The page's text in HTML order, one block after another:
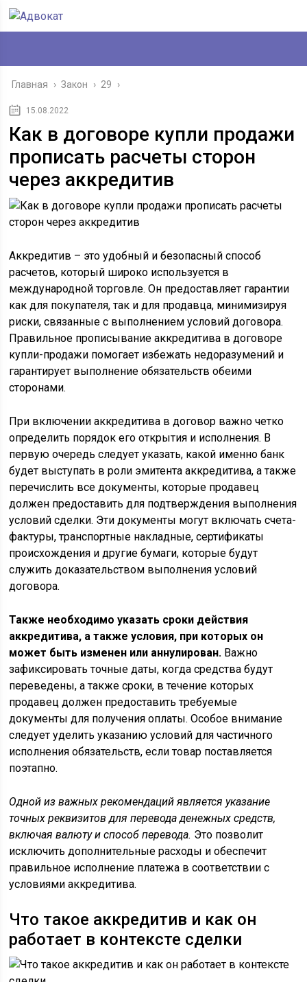
Главная › Закон › 29 ›
15.08.2022
Как в договоре купли продажи
прописать расчеты сторон
через аккредитив
Аккредитив – это удобный и безопасный способ
расчетов, который широко используется в
международной торговле. Он предоставляет гарантии
как для покупателя, так и для продавца, минимизируя
риски, связанные с выполнением условий договора.
Правильное прописывание аккредитива в договоре
купли-продажи помогает избежать недоразумений и
гарантирует выполнение обязательств обеими
сторонами.
При включении аккредитива в договор важно четко
определить порядок его открытия и исполнения. В
первую очередь следует указать, какой именно банк
будет выступать в роли эмитента аккредитива, а также
перечислить все документы, которые продавец
должен предоставить для подтверждения выполнения
условий сделки. Эти документы могут включать счета-
фактуры, транспортные накладные, сертификаты
происхождения и другие бумаги, которые будут
служить доказательством выполнения условий
договора.
Также необходимо указать сроки действия
аккредитива, а также условия, при которых он
может быть изменен или аннулирован. Важно
зафиксировать точные даты, когда средства будут
переведены, а также сроки, в течение которых
продавец должен предоставить требуемые
документы для получения оплаты. Особое внимание
следует уделить указанию условий для частичного
исполнения обязательств, если товар поставляется
поэтапно.
Одной из важных рекомендаций является указание
точных реквизитов для перевода денежных средств,
включая валюту и способ перевода. Это позволит
исключить дополнительные расходы и обеспечит
правильное исполнение платежа в соответствии с
условиями аккредитива.
Что такое аккредитив и как он
работает в контексте сделки